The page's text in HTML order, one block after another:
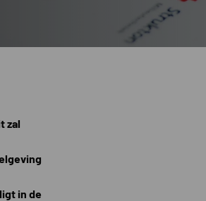
zal
in de